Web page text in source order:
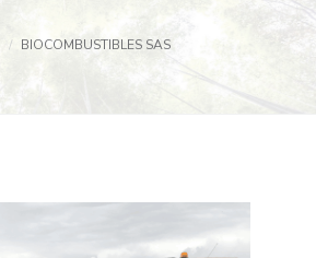
BIOCOMBUSTIBLES SAS